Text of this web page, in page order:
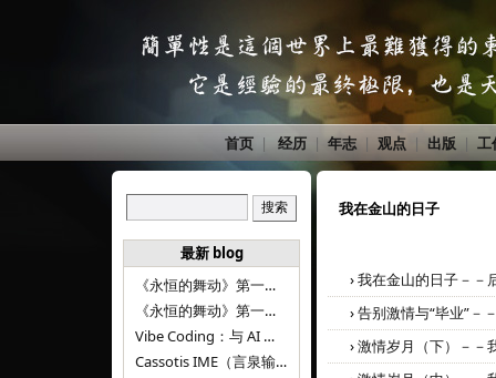
首页 | 经历 | 年志 | 观点 | 出版 | 工
最新 blog
《永恒的舞动》第一百二十八章
《永恒的舞动》第一百二十七章
Vibe Coding：与 AI 并肩进步——言泉输入法 v0.4.1
Cassotis IME（言泉输入法）v0.3.1
我在金山的日子
›我在金山的日子－－
›告别激情与“毕业”－
›激情岁月（下）－－